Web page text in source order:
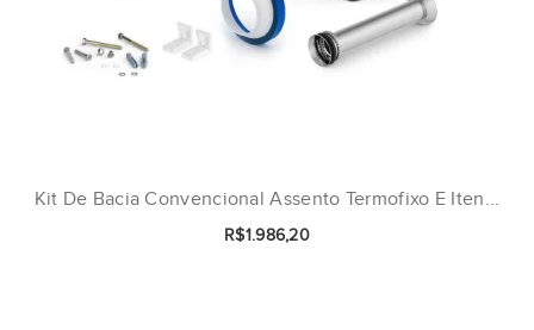
Kit De Bacia Convencional Assento Termofixo E Iten...
R$1.986,20